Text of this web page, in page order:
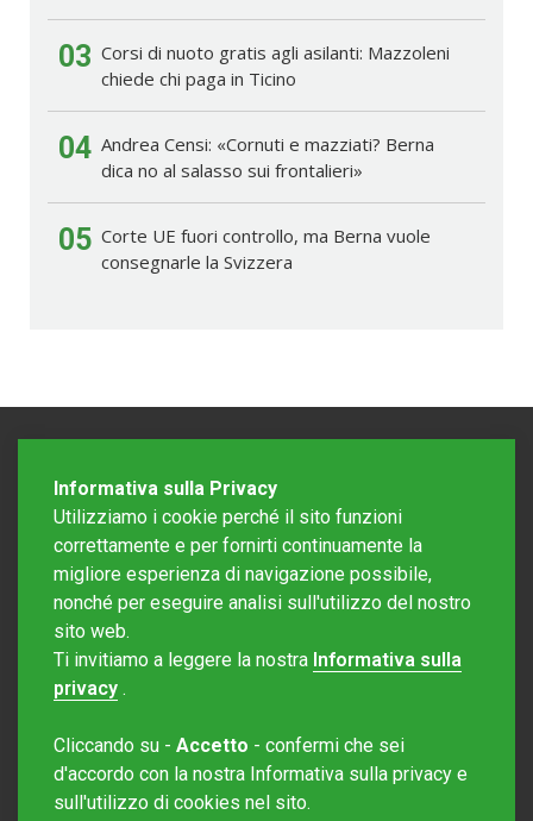
03 Corsi di nuoto gratis agli asilanti: Mazzoleni
chiede chi paga in Ticino
04 Andrea Censi: «Cornuti e mazziati? Berna
dica no al salasso sui frontalieri»
05 Corte UE fuori controllo, ma Berna vuole
consegnarle la Svizzera
Editore Rotostampa SA
Sito creato daRedesign
Informativa sulla Privacy
Utilizziamo i cookie perché il sito funzioni
correttamente e per fornirti continuamente la
migliore esperienza di navigazione possibile,
nonché per eseguire analisi sull'utilizzo del nostro
sito web.
Ti invitiamo a leggere la nostra Informativa sulla
privacy .
Cliccando su - Accetto - confermi che sei
d'accordo con la nostra Informativa sulla privacy e
sull'utilizzo di cookies nel sito.